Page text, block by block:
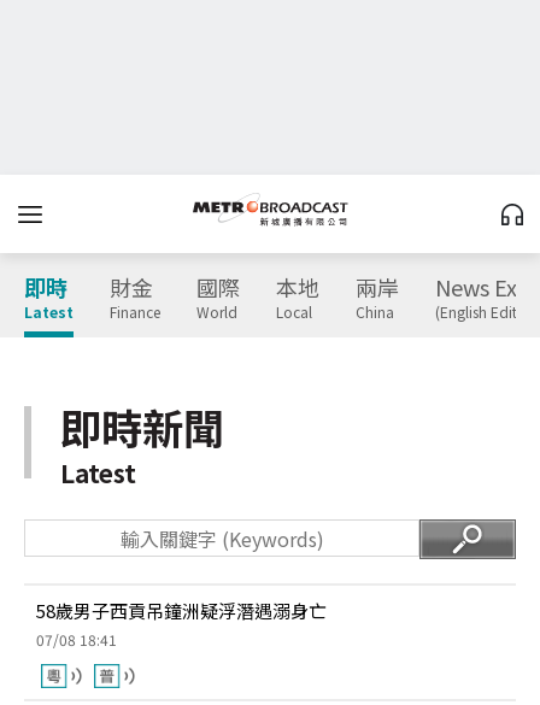
即時
Latest
財金
Finance
國際
World
本地
Local
兩岸
China
News
(English
即時新聞
Latest
58歲男子西貢吊鐘洲疑浮潛遇溺身亡
07/08 18:41